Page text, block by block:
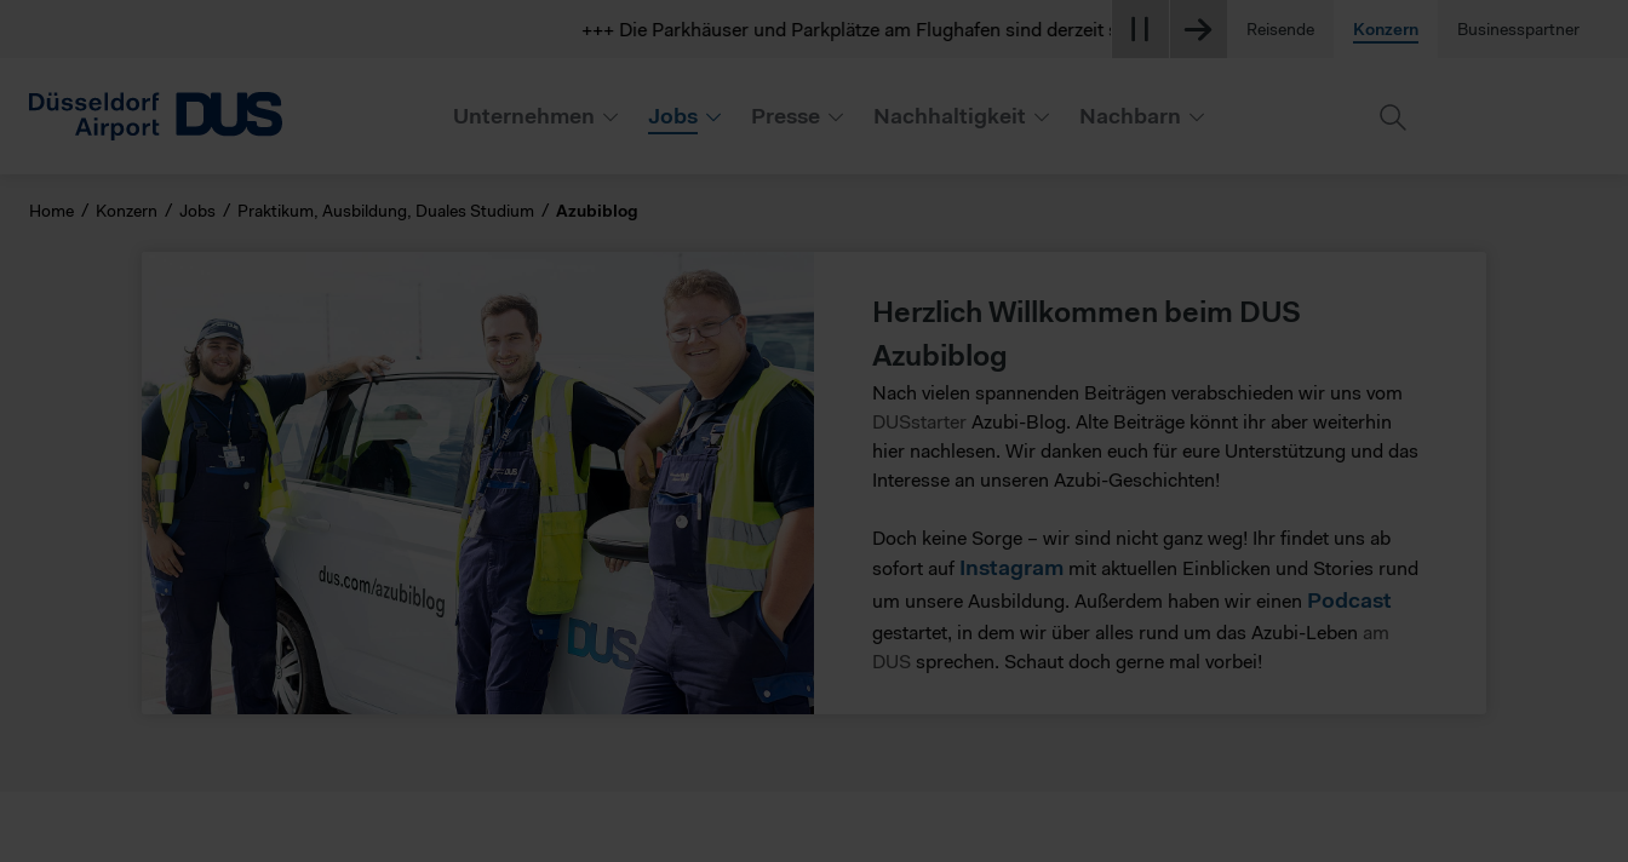
Unternehmen Jobs Presse Nachhaltigkeit Nachbarn
+++ Die Parkhäuser und Parkplätze am Flughafen sind derzeit stark nachgefragt. Berücksichtigen Sie dies bitte bei Ihrer Anreise. +++
Reisende Konzern Businesspartner
Home Konzern Jobs Praktikum, Ausbildung, Duales Studium Azubiblog
Herzlich Willkommen beim DUS
Azubiblog
Nach vielen spannenden Beiträgen verabschieden wir uns vom
DUSstarter Azubi-Blog. Alte Beiträge könnt ihr aber weiterhin
hier nachlesen. Wir danken euch für eure Unterstützung und das
Interesse an unseren Azubi-Geschichten!
Doch keine Sorge – wir sind nicht ganz weg! Ihr findet uns ab
sofort auf Instagram mit aktuellen Einblicken und Stories rund
um unsere Ausbildung. Außerdem haben wir einen Podcast
gestartet, in dem wir über alles rund um das Azubi-Leben am
DUS sprechen. Schaut doch gerne mal vorbei!